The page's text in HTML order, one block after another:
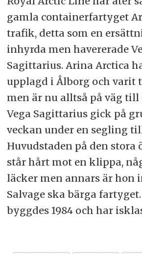
gamla containerfartyget
trafik, detta som en
inhyrda men havererade
Sagittarius. Arina Arctica
upplagd i Ålborg och
men är nu alltså på väg till
Vega Sagittarius gick på
veckan under en segling
Huvudstaden på den stora
står hårt mot en klippa,
läcker men annars är hon
Salvage ska bärga
byggdes 1984 och har